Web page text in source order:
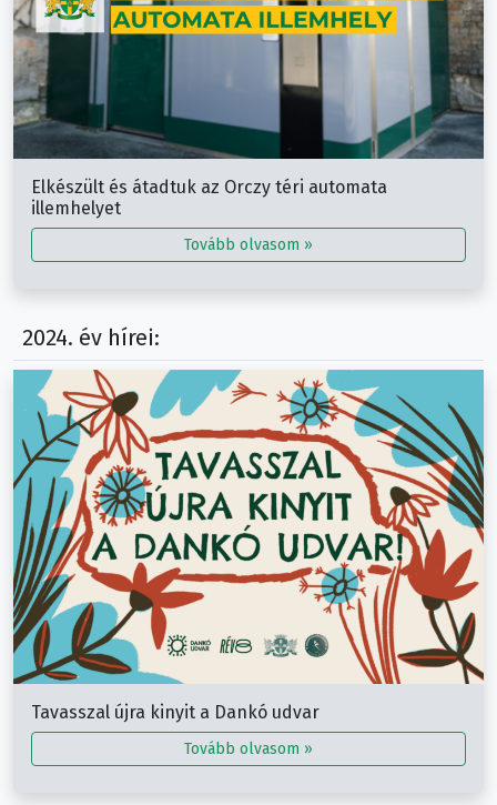
Elkészült és átadtuk az Orczy téri automata
illemhelyet
Tovább olvasom »
2024. év hírei:
Tavasszal újra kinyit a Dankó udvar
Tovább olvasom »